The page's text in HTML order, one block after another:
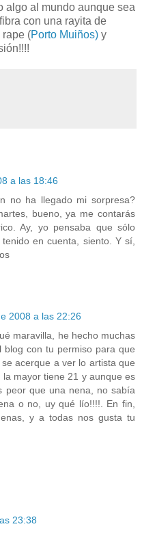
algo al mundo aunque sea
con una rayita de
(Porto Muiños) y
a las 18:46
no ha llegado mi sorpresa?
bueno, ya me contarás
Ay, yo pensaba que sólo
en cuenta, siento. Y sí,
2008 a las 22:26
maravilla, he hecho muchas
con tu permiso para que
acerque a ver lo artista que
mayor tiene 21 y aunque es
peor que una nena, no sabía
o no, uy qué lío!!!!. En fin,
y a todas nos gusta tu
23:38